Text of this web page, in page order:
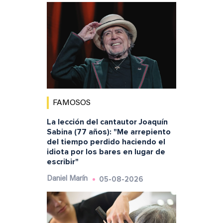
FAMOSOS
La lección del cantautor Joaquín
Sabina (77 años): "Me arrepiento
del tiempo perdido haciendo el
idiota por los bares en lugar de
escribir"
Daniel Marín 05-08-2026